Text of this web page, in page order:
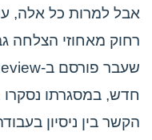
אבל למרות כל אלה,
רחוק מאחוזי הצלחה
הקשר בין ניסיון